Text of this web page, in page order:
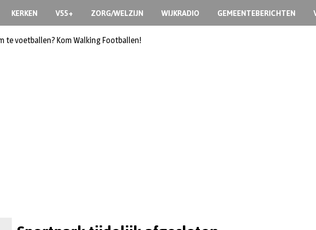
KERKEN V55+ ZORG/WELZIJN WIJKRADIO GEMEENTEBERICHTEN
te voetballen? Kom Walking Footballen!